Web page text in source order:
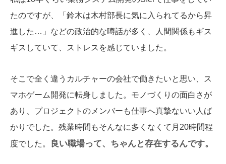
たのですが、「鈴木は木村部長に気に入られてるから昇
進した…」などの政治的な噂話が多く、人間関係もギス
ギスしていて、ストレスを感じていました。
そこで全く違うカルチャーの会社で働きたいと思い、ス
マホゲーム開発に転身しました。モノづくりの面白さが
あり、プロジェクトのメンバーも仕事へ真摯ないい人ば
かりでした。残業時間もそんなに多くなくて月20時間程
度でした。
良い職場って、ちゃんと存在するんです。